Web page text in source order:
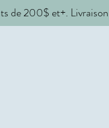
de 200$ et+.